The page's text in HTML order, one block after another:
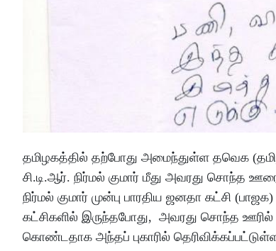
தமிழகத்தில் தற்போது அமைந்துள்ள தவெக
சி.டி.ஆர். நிர்மல் குமார் மீது அவரது சொந்த
நிர்மல் குமார் முன்பு பாரதிய ஜனதா கட்சி
கட்சிகளில் இருந்தபோது, அவரது சொந்த ஊரில்
கொண்டதாக அந்தப் புகாரில்